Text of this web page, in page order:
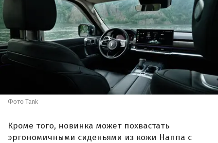
Фото Tank
Кроме того, новинка может похвастать
эргономичными сиденьями из кожи Наппа с